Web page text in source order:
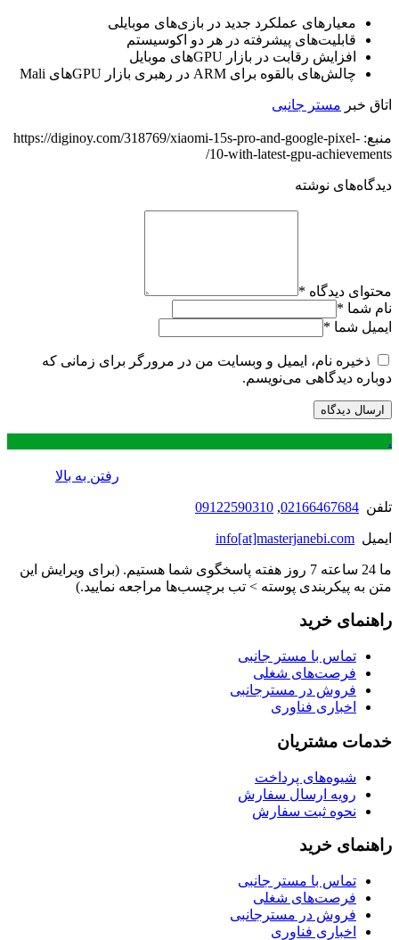
معیارهای عملکرد جدید در بازی‌های موبایلی
قابلیت‌های پیشرفته در هر دو اکوسیستم
افزایش رقابت در بازار GPUهای موبایل
چالش‌های بالقوه برای ARM در رهبری بازار GPUهای Mali
اتاق خبر مستر جانبی
منبع: https://diginoy.com/318769/xiaomi-15s-pro-and-google-pixel-
10-with-latest-gpu-achievements/
دیدگاه‌های نوشته
محتوای دیدگاه *
نام شما *
ایمیل شما *
ذخیره نام، ایمیل و وبسایت من در مرورگر برای زمانی که
دوباره دیدگاهی می‌نویسم.
.
رفتن به بالا
تلفن 02166467684
,
09122590310
ایمیل info[at]masterjanebi.com
ما 24 ساعته 7 روز هفته پاسخگوی شما هستیم. (برای ویرایش این
متن به پیکربندی پوسته > تب برچسب‌ها مراجعه نمایید.)
راهنمای خرید
تماس با مستر جانبی
فرصت‌های شغلی
فروش در مسترجانبی
اخباری فناوری
خدمات مشتریان
شیوه‌های پرداخت
رویه ارسال سفارش
نحوه ثبت سفارش
راهنمای خرید
تماس با مستر جانبی
فرصت‌های شغلی
فروش در مسترجانبی
اخباری فناوری